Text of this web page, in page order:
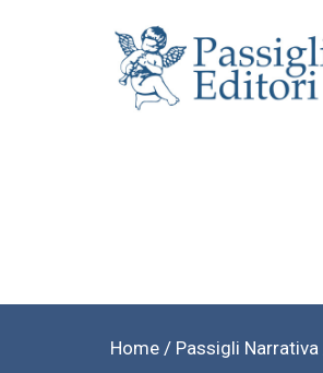
Home/ Passigli Narrativa